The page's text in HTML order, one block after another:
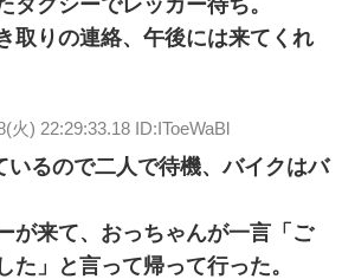
タクシーでレッカー待ち。
取りの連絡、午後には来てくれ
火) 22:29:33.18 ID:IToeWaBl
いるので二人で待機、バイクはバ
が来て、おっちゃんが一言「ご
た」と言って帰って行った。